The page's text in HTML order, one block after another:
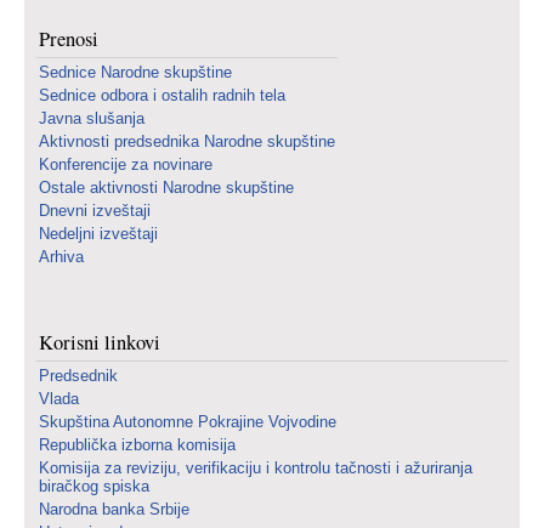
Prenosi
Sednice Narodne skupštine
Sednice odbora i ostalih radnih tela
Javna slušanja
Aktivnosti predsednika Narodne skupštine
Konferencije za novinare
Ostale aktivnosti Narodne skupštine
Dnevni izveštaji
Nedeljni izveštaji
Arhiva
Korisni linkovi
Predsednik
Vlada
Skupština Autonomne Pokrajine Vojvodine
Republička izborna komisija
Komisija za reviziju, verifikaciju i kontrolu tačnosti i ažuriranja
biračkog spiska
Narodna banka Srbije